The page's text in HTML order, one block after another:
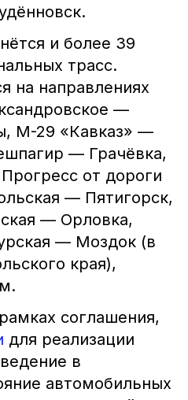
и более 39
трасс.
на направлениях
—
М-29 «Кавказ» —
— Грачёвка,
от дороги
— Пятигорск,
— Орловка,
— Моздок (в
края),
соглашения,
для реализации
в
автомобильных